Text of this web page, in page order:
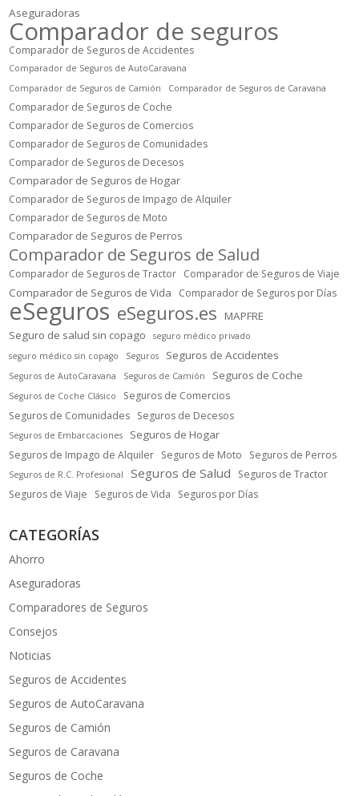
Aseguradoras
Comparador de seguros
Comparador de Seguros de Accidentes
Comparador de Seguros de AutoCaravana
Comparador de Seguros de Camión
Comparador de Seguros de Caravana
Comparador de Seguros de Coche
Comparador de Seguros de Comercios
Comparador de Seguros de Comunidades
Comparador de Seguros de Decesos
Comparador de Seguros de Hogar
Comparador de Seguros de Impago de Alquiler
Comparador de Seguros de Moto
Comparador de Seguros de Perros
Comparador de Seguros de Salud
Comparador de Seguros de Tractor Comparador de Seguros de Viaje
Comparador de Seguros de Vida Comparador de Seguros por Días
eSeguros eSeguros.es MAPFRE
Seguro de salud sin copago
seguro médico privado
seguro médico sin copago
Seguros Seguros de Accidentes
Seguros de AutoCaravana Seguros de Camión Seguros de Coche
Seguros de Coche Clásico
Seguros de Comercios
Seguros de Comunidades Seguros de Decesos
Seguros de Embarcaciones Seguros de Hogar
Seguros de Impago de Alquiler Seguros de Moto Seguros de Perros
Seguros de R.C. Profesional Seguros de Salud
Seguros de Tractor
Seguros de Viaje
Seguros de Vida Seguros por Días
CATEGORÍAS
Ahorro
Aseguradoras
Comparadores de Seguros
Consejos
Noticias
Seguros de Accidentes
Seguros de AutoCaravana
Seguros de Camión
Seguros de Caravana
Seguros de Coche